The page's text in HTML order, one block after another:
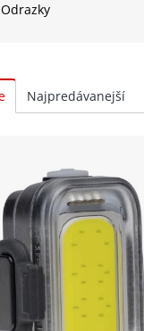
Odrazky